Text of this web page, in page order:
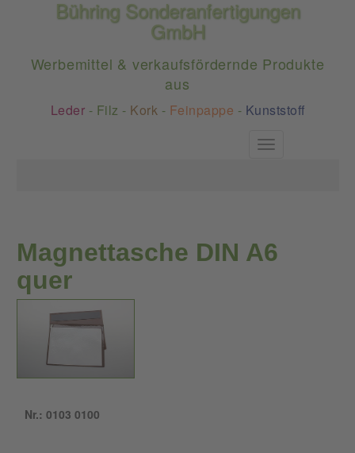
Bühring Sonderanfertigungen
GmbH
Werbemittel & verkaufsfördernde Produkte
aus
Leder - Filz - Kork - Feinpappe - Kunststoff
Toggle
Magnettasche DIN A6
quer
Nr.: 0103 0100